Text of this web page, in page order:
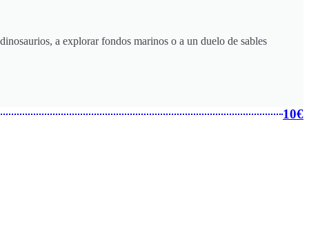
a explorar fondos marinos o a un duelo de sables
10€